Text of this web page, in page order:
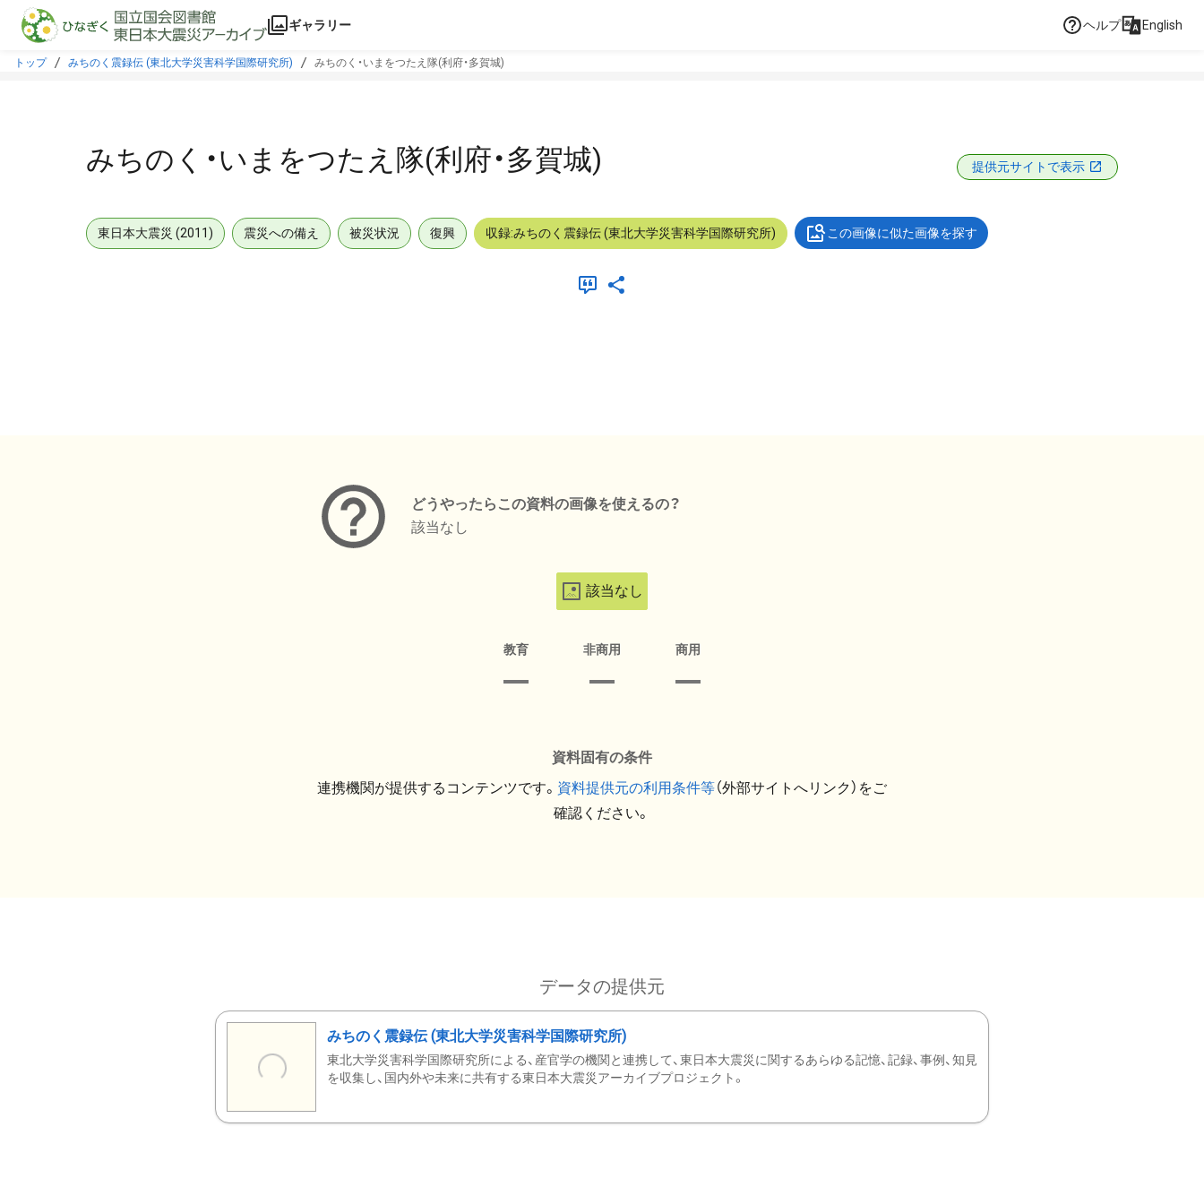
本文に飛ぶ
ギャラリー ヘルプ English
トップ みちのく震録伝 (東北大学災害科学国際研究所) みちのく・いまをつたえ隊(利府・多賀城)
みちのく・いまをつたえ隊(利府・多賀城) 提供元サイトで表示
東日本大震災 (2011) 震災への備え 被災状況 復興 収録:みちのく震録伝 (東北大学災害科学国際研究所) この画像に似た画像を探す
どうやったらこの資料の画像を使えるの？
該当なし
該当なし
教育 非商用 商用
資料固有の条件
連携機関が提供するコンテンツです。 資料提供元の利用条件等（外部サイトへリンク）をご
確認ください。
データの提供元
みちのく震録伝 (東北大学災害科学国際研究所)
東北大学災害科学国際研究所による、産官学の機関と連携して、東日本大震災に関するあらゆる記憶、記録、事例、知見
を収集し、国内外や未来に共有する東日本大震災アーカイブプロジェクト。